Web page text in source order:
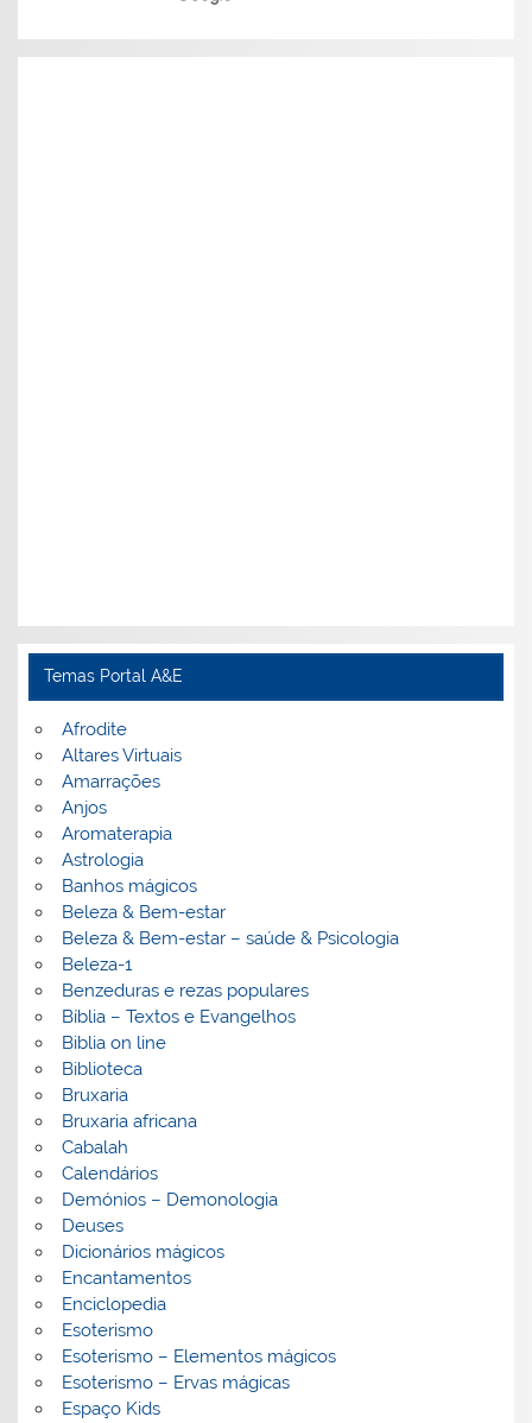
Temas Portal A&E
Afrodite
Altares Virtuais
Amarrações
Anjos
Aromaterapia
Astrologia
Banhos mágicos
Beleza & Bem-estar
Beleza & Bem-estar – saúde & Psicologia
Beleza-1
Benzeduras e rezas populares
Bíblia – Textos e Evangelhos
Biblia on line
Biblioteca
Bruxaria
Bruxaria africana
Cabalah
Calendários
Demónios – Demonologia
Deuses
Dicionários mágicos
Encantamentos
Enciclopedia
Esoterismo
Esoterismo – Elementos mágicos
Esoterismo – Ervas mágicas
Espaço Kids